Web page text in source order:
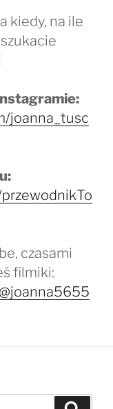
kiedy, na ile
joanna_tusc
czasami
filmiki: